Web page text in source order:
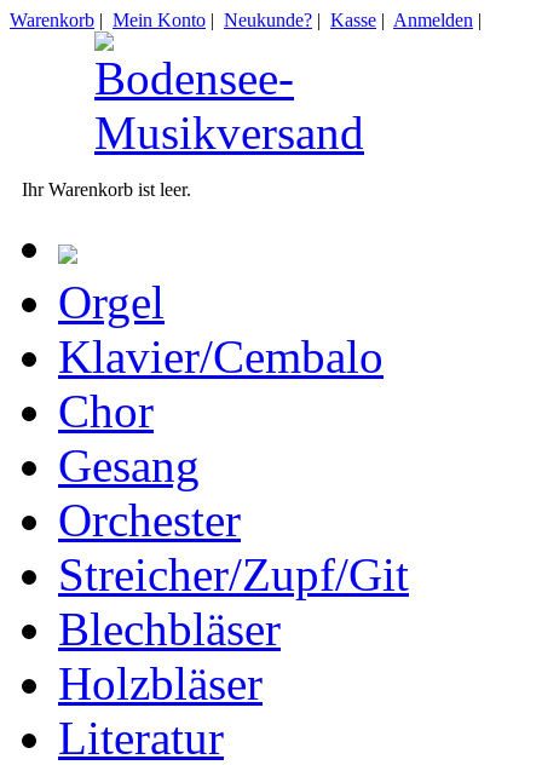
Warenkorb | Mein Konto | Neukunde? | Kasse | Anmelden |
Ihr Warenkorb ist leer.
Orgel
Klavier/Cembalo
Chor
Gesang
Orchester
Streicher/Zupf/Git
Blechbläser
Holzbläser
Literatur